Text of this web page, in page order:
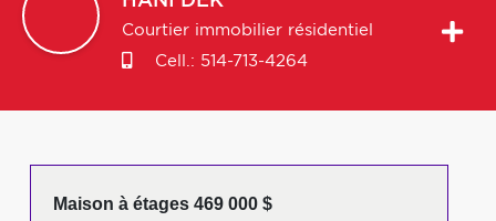
Courtier immobilier résidentiel
Cell.: 514-713-4264
Maison à étages 469 000 $